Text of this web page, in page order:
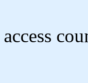
access